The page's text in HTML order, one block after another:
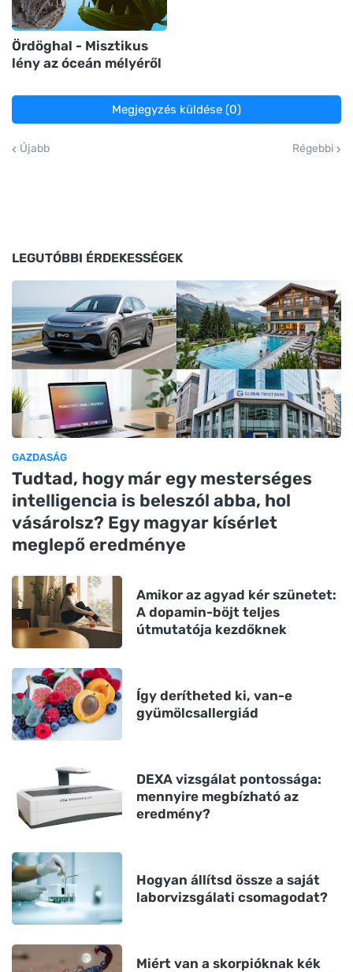
Ördöghal - Misztikus
lény az óceán mélyéről
Megjegyzés küldése (0)
Újabb Régebbi
LEGUTÓBBI ÉRDEKESSÉGEK
GAZDASÁG
Tudtad, hogy már egy mesterséges
intelligencia is beleszól abba, hol
vásárolsz? Egy magyar kísérlet
meglepő eredménye
Amikor az agyad kér szünetet:
A dopamin-böjt teljes
útmutatója kezdőknek
Így derítheted ki, van-e
gyümölcsallergiád
DEXA vizsgálat pontossága:
mennyire megbízható az
eredmény?
Hogyan állítsd össze a saját
laborvizsgálati csomagodat?
Miért van a skorpióknak kék